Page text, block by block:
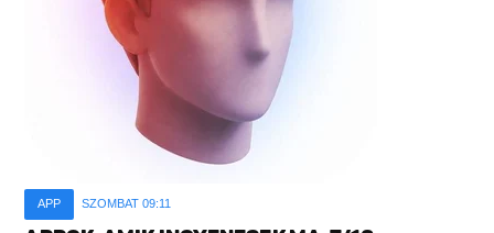
APP SZOMBAT 09:11